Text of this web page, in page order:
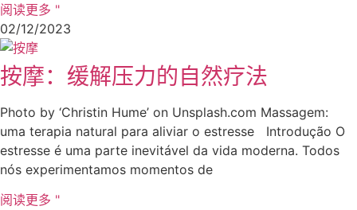
阅读更多 "
02/12/2023
按摩：缓解压力的自然疗法
Photo by ‘Christin Hume’ on Unsplash.com Massagem:
uma terapia natural para aliviar o estresse Introdução O
estresse é uma parte inevitável da vida moderna. Todos
nós experimentamos momentos de
阅读更多 "